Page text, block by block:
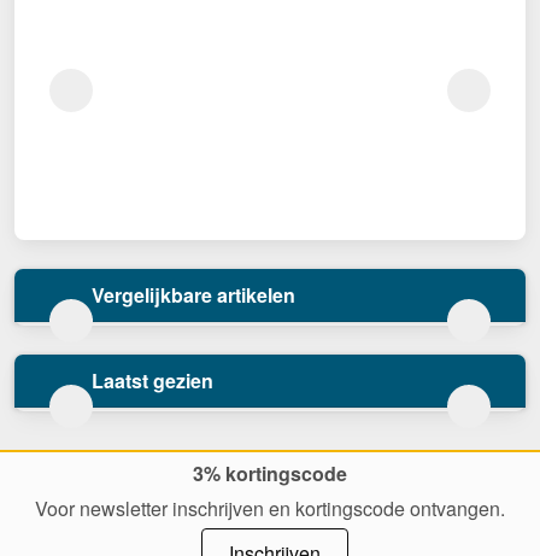
Vergelijkbare artikelen
Laatst gezien
3% kortingscode
Voor newsletter inschrijven en kortingscode ontvangen.